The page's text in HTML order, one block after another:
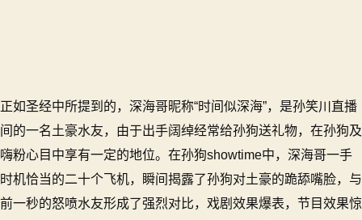
正如圣经中所提到的，深海哥昵称“时间似深海”，是孙笑川直播
间的一名土豪水友，由于出手阔绰经常给孙狗送礼物，在孙狗及
嗨粉心目中享有一定的地位。在孙狗showtime中，深海哥一手
时机恰当的二十个飞机，瞬间揭露了孙狗对土豪的跪舔嘴脸，与
前一秒的怒喷水友形成了强烈对比，戏剧效果爆表，节目效果惊